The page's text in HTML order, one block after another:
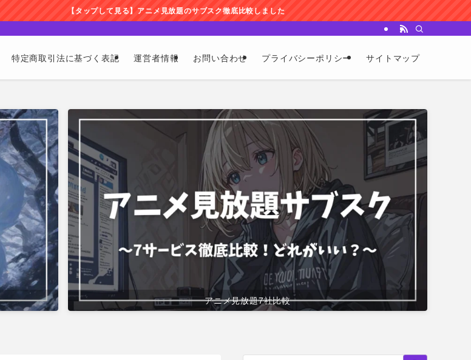
ップして見る】アニメ見放題のサブスク徹底比較しました
特定商取引法に基づく表記 運営者情報 お問い合わせ プライバシーポリシー サイトマップ
アニメ見放題7社比較